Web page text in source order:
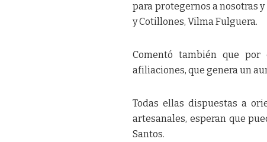
para protegernos a nosotras
y Cotillones, Vilma Fulguera.
Comentó también que
afiliaciones, que genera un
Todas ellas dispuestas a
artesanales, esperan que
Santos.